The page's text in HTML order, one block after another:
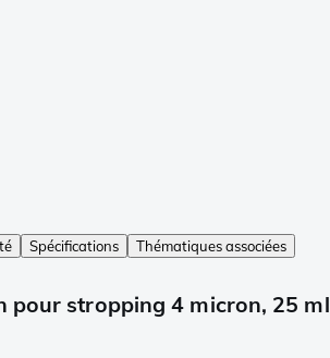
Spécifications
Thématiques associées
pour stropping 4 micron, 25 ml